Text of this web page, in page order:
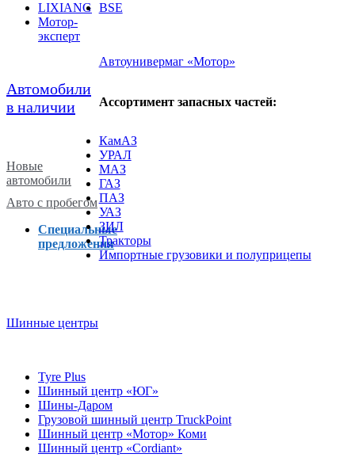
LIXIANG
Мотор-
эксперт
Автомобили
в наличии
Новые
автомобили
Авто с пробегом
Специальные
предложения
BSE
Автоунивермаг «Мотор»
Ассортимент запасных частей:
КамАЗ
УРАЛ
МАЗ
ГАЗ
ПАЗ
УАЗ
ЗИЛ
Тракторы
Импортные грузовики и полуприцепы
Шинные центры
Tyre Plus
Шинный центр «ЮГ»
Шины-Даром
Грузовой шинный центр TruckPoint
Шинный центр «Мотор» Коми
Шинный центр «Cordiant»